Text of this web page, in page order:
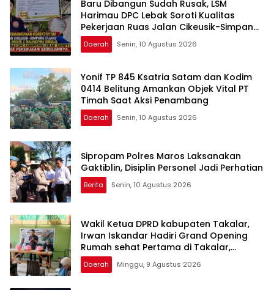
Baru Dibangun Sudah Rusak, LSM
Harimau DPC Lebak Soroti Kualitas
Pekerjaan Ruas Jalan Cikeusik-Simpang
Cijaku
Daerah Senin, 10 Agustus 2026
Yonif TP 845 Ksatria Satam dan Kodim
0414 Belitung Amankan Objek Vital PT
Timah Saat Aksi Penambang
Daerah Senin, 10 Agustus 2026
Sipropam Polres Maros Laksanakan
Gaktiblin, Disiplin Personel Jadi Perhatian
Berita Senin, 10 Agustus 2026
Wakil Ketua DPRD kabupaten Takalar,
Irwan Iskandar Hadiri Grand Opening
Rumah sehat Pertama di Takalar,
Melayani Terapis Gratis untuk Pasien
Dhuafa dan umum.
Daerah Minggu, 9 Agustus 2026